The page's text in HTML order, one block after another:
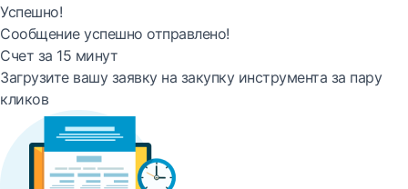
Успешно!
Сообщение успешно отправлено!
Счет за 15 минут
Загрузите вашу заявку на закупку инструмента за пару
кликов